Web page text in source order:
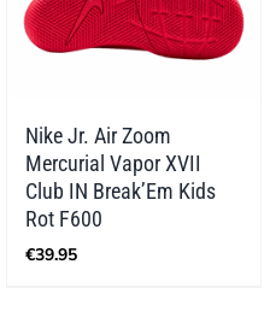
Nike Jr. Air Zoom
Mercurial Vapor XVII
Club IN Break’Em Kids
Rot F600
€39.95